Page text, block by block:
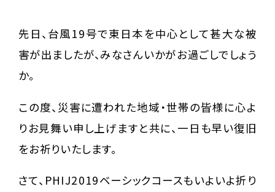
先日、台風19号で東日本を中心として甚大な被
害が出ましたが、みなさんいかがお過ごしでしょう
か。
この度、災害に遭われた地域・世帯の皆様に心よ
りお見舞い申し上げますと共に、一日も早い復旧
をお祈りいたします。
さて、PHIJ2019ベーシックコースもいよいよ折り